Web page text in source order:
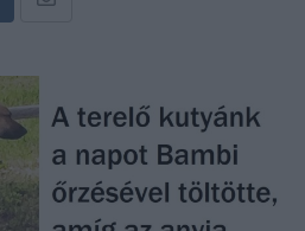
Share